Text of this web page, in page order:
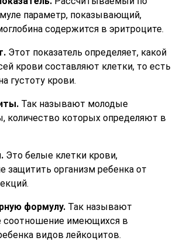
параметр, показывающий,
содержится в эритроците.
Этот показатель определяет, какой
крови составляют клетки, то есть
густоту крови.
Так называют молодые
количество которых определяют в
Это белые клетки крови,
защитить организм ребенка от
формулу. Так называют
соотношение имеющихся в
видов лейкоцитов.